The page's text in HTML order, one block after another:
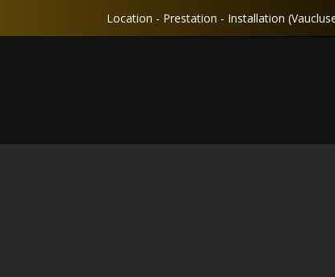
Location - Prestation - Installation